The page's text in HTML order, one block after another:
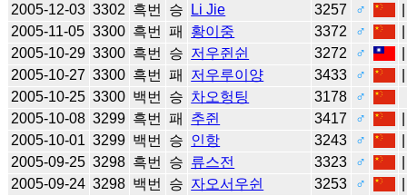
2005-12-03 3302 흑번 승 Li Jie 3257 ♂
2005-11-05 3300 흑번 패 황이중 3372 ♂
2005-10-29 3300 흑번 승 저우쥔쉰 3272 ♂
2005-10-27 3300 흑번 패 저우루이양 3433 ♂
2005-10-25 3300 백번 승 차오헝팅 3178
♂
2005-10-08 3299 흑번 패 추쥔 3417 ♂
2005-10-01 3299 백번 승 인항 3243 ♂
2005-09-25 3298 흑번 승 류스전 3323 ♂
2005-09-24 3298 백번 승 자오서우쉰 3253 ♂